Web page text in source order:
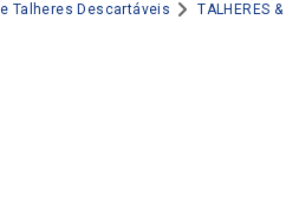
Talheres Descartáveis TALHERES